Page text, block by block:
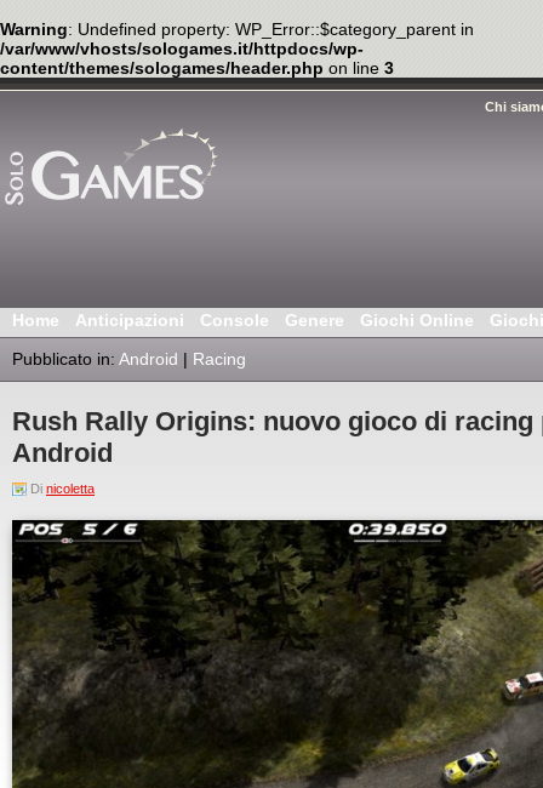
Warning: Undefined property: WP_Error::$category_parent in
/var/www/vhosts/sologames.it/httpdocs/wp-
content/themes/sologames/header.php on line 3
Chi
Home Anticipazioni Console Genere Giochi Online
Pubblicato in: Android | Racing
Rush Rally Origins: nuovo gioco di
Android
Di nicoletta